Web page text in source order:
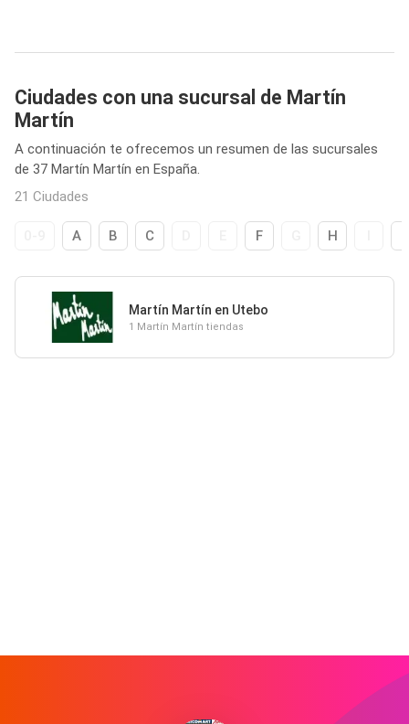
Ciudades con una sucursal de Martín
Martín
A continuación te ofrecemos un resumen de las sucursales
de 37 Martín Martín en España.
21 Ciudades
A B C F H
Martín Martín en Utebo
1 Martín Martín tiendas